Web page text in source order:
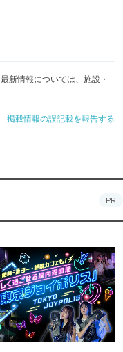
新情報については、施設・
掲載情報の誤記載を報告する
PR